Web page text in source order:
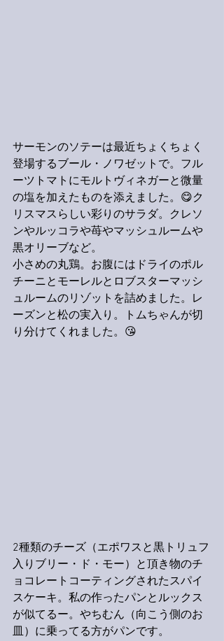
サーモンのソテーは最近ちょくちょく
登場するブール・ノワゼットで。フル
ーツトマトにモルトヴィネガーと微量
の塩を加えたものを添えました。😋ク
リスマスらしい彩りのサラダ。クレソ
ンやルッコラや苺やマッシュルームや
黒オリーブなど。
小さめの丸鶏。お腹にはドライのポル
チーニとモーレルとロブスターマッシ
ュルームのリゾットを詰めました。レ
ーズンと松の実入り。トムちゃんが切
り分けてくれました。😘
2種類のチーズ（エポワスと黒トリュフ
入りブリー・ド・モー）と頂き物のチ
ョコレートコーティングされたスパイ
スケーキ。私の作ったパンとルックス
が似てるー。やちむん（向こう側のお
皿）に乗ってる方がパンです。